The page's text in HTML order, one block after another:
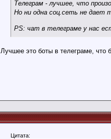
Телеграм - лучшее, что
Но ни одна соц.сеть не дает
PS: чат в телеграме у нас
Лучшее это боты в телеграме, что
Цитата: